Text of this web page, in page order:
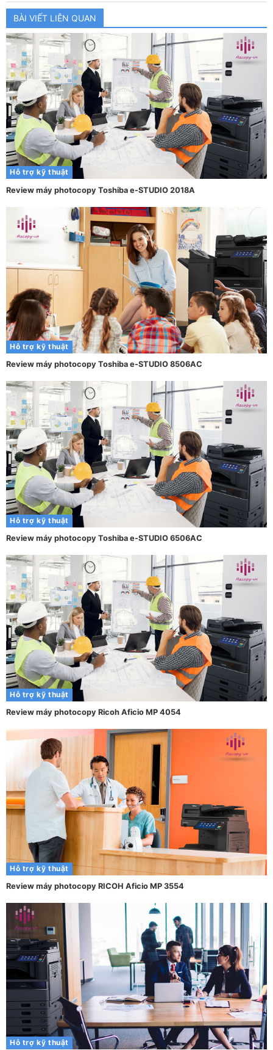
BÀI VIẾT LIÊN QUAN
Hỗ trợ kỹ thuật
Review máy photocopy Toshiba e-STUDIO 2018A
Hỗ trợ kỹ thuật
Review máy photocopy Toshiba e-STUDIO 8506AC
Hỗ trợ kỹ thuật
Review máy photocopy Toshiba e-STUDIO 6506AC
Hỗ trợ kỹ thuật
Review máy photocopy Ricoh Aficio MP 4054
Hỗ trợ kỹ thuật
Review máy photocopy RICOH Aficio MP 3554
Hỗ trợ kỹ thuật